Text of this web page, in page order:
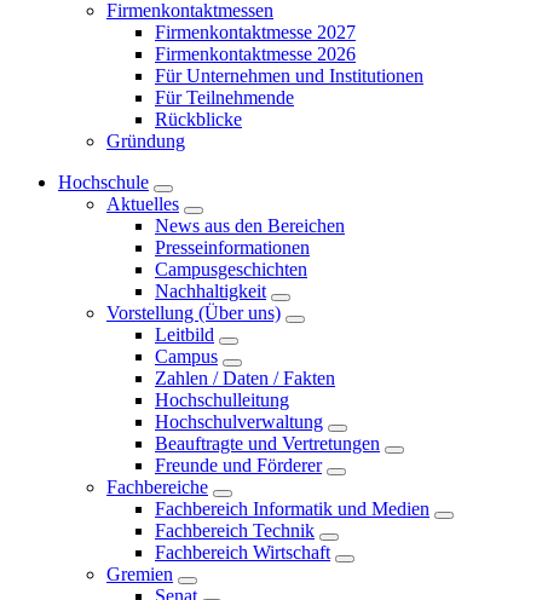
Firmenkontaktmessen
Firmenkontaktmesse 2027
Firmenkontaktmesse 2026
Für Unternehmen und Institutionen
Für Teilnehmende
Rückblicke
Gründung
Hochschule
Aktuelles
News aus den Bereichen
Presseinformationen
Campusgeschichten
Nachhaltigkeit
Vorstellung (Über uns)
Leitbild
Campus
Zahlen / Daten / Fakten
Hochschulleitung
Hochschulverwaltung
Beauftragte und Vertretungen
Freunde und Förderer
Fachbereiche
Fachbereich Informatik und Medien
Fachbereich Technik
Fachbereich Wirtschaft
Gremien
Senat